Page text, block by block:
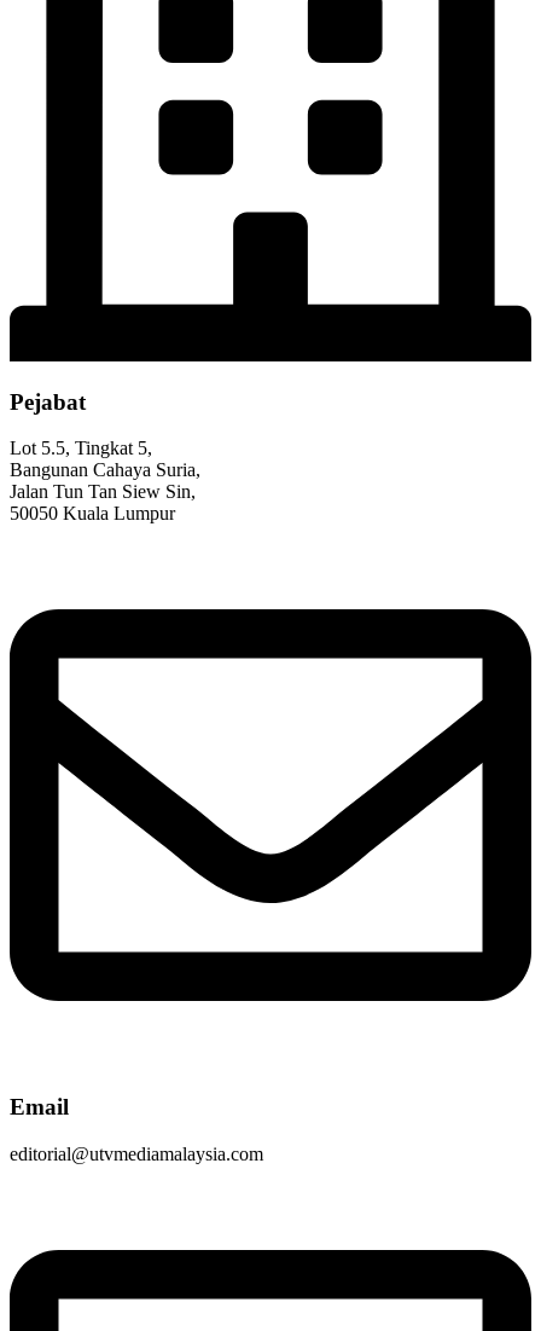
Pejabat
Lot 5.5, Tingkat 5,
Bangunan Cahaya Suria,
Jalan Tun Tan Siew Sin,
50050 Kuala Lumpur
Email
editorial@utvmediamalaysia.com